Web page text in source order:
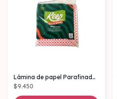
Lámina de papel Parafinado antigrasa x 100 hojas
$9.450